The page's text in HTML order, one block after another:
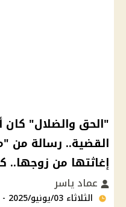
"الحق والضلال"
القضية.. رسالة من
إغاثتها من زوجها..
عماد ياسر
الثلاثاء 03/يونيو/2025 - 09:00 م